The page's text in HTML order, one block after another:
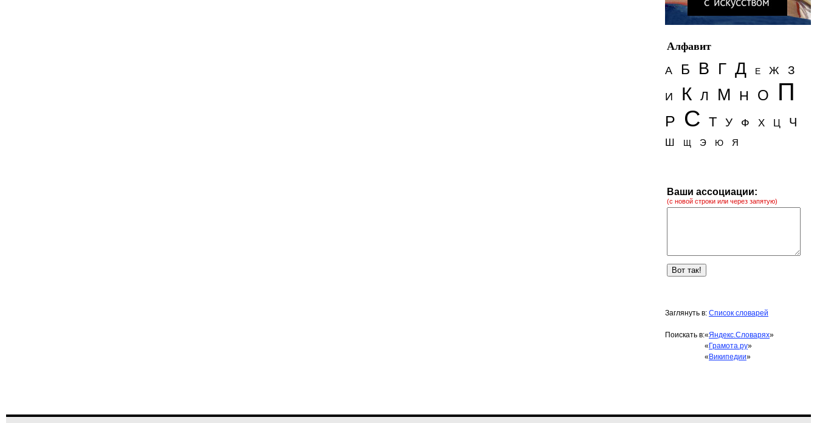
Алфавит
А
Б В Г Д Е Ж З
И К Л М Н О П
Р С Т У Ф Х Ц Ч
Ш Щ Э Ю Я
Ваши ассоциации:
(с новой строки или через запятую)
Заглянуть в: Список словарей
Поискать в:«Яндекс.Словарях»
« Грамота.ру»
« Википедии»